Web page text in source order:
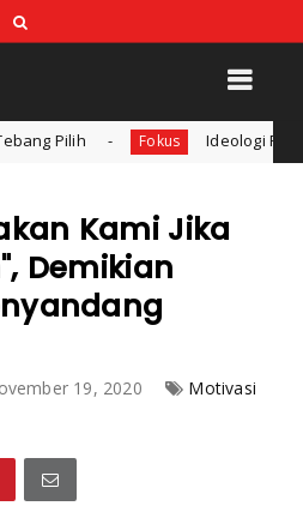
Ideologi Pendidikan: Konsep dan
Kami Jika
Demikian
19, 2020
Motivasi